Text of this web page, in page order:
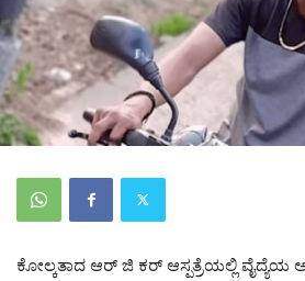
ಕೋಲ್ಕತಾದ ಆರ್ ಜಿ ಕರ್ ಆಸ್ಪತ್ರೆಯಲ್ಲಿ ವೈದ್ಯೆಯ